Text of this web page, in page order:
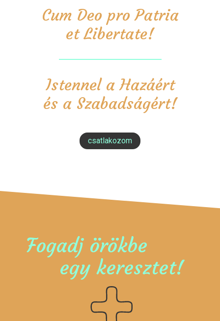
Cum Deo pro Patria
et Libertate!
Istennel a Hazáért
és a Szabadságért!
csatlakozom
Fogadj örökbe
egy keresztet!